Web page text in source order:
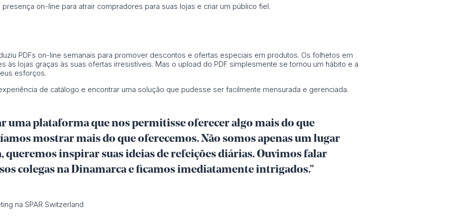
on-line para atrair compradores para suas lojas e criar um público fiel.
PDFs on-line semanais para promover descontos e ofertas especiais em produtos. Os folhetos em
às lojas graças às suas ofertas irresistíveis. Mas o upload do PDF simplesmente se tornou um hábito e a
esforços.
de catálogo e encontrar uma solução que pudesse ser facilmente mensurada e gerenciada.
uma plataforma que nos permitisse oferecer algo mais do que
mostrar mais do que oferecemos. Não somos apenas um lugar
queremos inspirar suas ideias de refeições diárias. Ouvimos falar
colegas na Dinamarca e ficamos imediatamente intrigados.”
na SPAR Switzerland